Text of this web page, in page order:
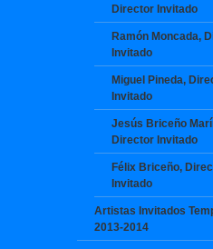
Director Invitado
Ramón Moncada,
Invitado
Miguel Pineda,
Invitado
Jesús Briceño
Director Invitado
Félix Briceño,
Invitado
Artistas Invitados
2013-2014